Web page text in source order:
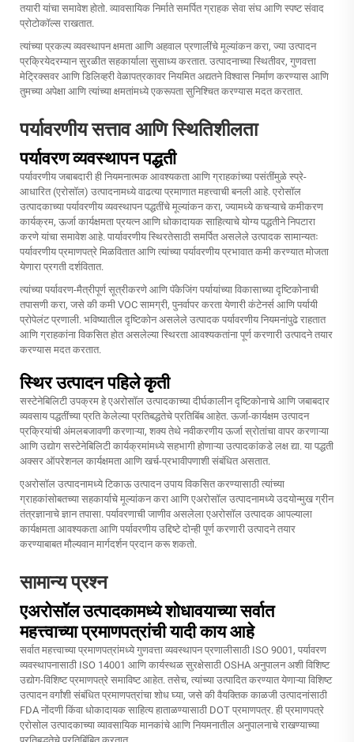
तयारी यांचा समावेश होतो. व्यावसायिक निर्माते समर्पित ग्राहक सेवा संघ आणि स्पष्ट संवाद
प्रोटोकॉल्स राखतात.
त्यांच्या प्रकल्प व्यवस्थापन क्षमता आणि अहवाल प्रणालींचे मूल्यांकन करा, ज्या उत्पादन
प्रक्रियेदरम्यान सुरळीत सहकार्याला सुसाध्य करतात. उत्पादनाच्या स्थितीवर, गुणवत्ता
मेट्रिक्सवर आणि डिलिव्हरी वेळापत्रकावर नियमित अद्यतने विश्वास निर्माण करण्यास आणि
तुमच्या अपेक्षा आणि त्यांच्या क्षमतांमध्ये एकरूपता सुनिश्चित करण्यास मदत करतात.
पर्यावरणीय सत्ताव आणि स्थितिशीलता
पर्यावरण व्यवस्थापन पद्धती
पर्यावरणीय जबाबदारी ही नियमनात्मक आवश्यकता आणि ग्राहकांच्या पसंतींमुळे स्प्रे-
आधारित (एरोसॉल) उत्पादनामध्ये वाढत्या प्रमाणात महत्त्वाची बनली आहे. एरोसॉल
उत्पादकाच्या पर्यावरणीय व्यवस्थापन पद्धतींचे मूल्यांकन करा, ज्यामध्ये कचऱ्याचे कमीकरण
कार्यक्रम, ऊर्जा कार्यक्षमता प्रयत्न आणि धोकादायक साहित्याचे योग्य पद्धतीने निपटारा
करणे यांचा समावेश आहे. पार्यावरणीय स्थिरतेसाठी समर्पित असलेले उत्पादक सामान्यतः
पर्यावरणीय प्रमाणपत्रे मिळवितात आणि त्यांच्या पर्यावरणीय प्रभावात कमी करण्यात मोजता
येणारा प्रगती दर्शवितात.
त्यांच्या पर्यावरण-मैत्रीपूर्ण सूत्रीकरणे आणि पॅकेजिंग पर्यायांच्या विकासाच्या दृष्टिकोनाची
तपासणी करा, जसे की कमी VOC सामग्री, पुनर्वापर करता येणारी कंटेनर्स आणि पर्यायी
प्रोपेलंट प्रणाली. भविष्यातील दृष्टिकोन असलेले उत्पादक पर्यावरणीय नियमनांपुढे राहतात
आणि ग्राहकांना विकसित होत असलेल्या स्थिरता आवश्यकतांना पूर्ण करणारी उत्पादने तयार
करण्यास मदत करतात.
स्थिर उत्पादन पहिले कृती
सस्टेनेबिलिटी उपक्रम हे एअरोसॉल उत्पादकाच्या दीर्घकालीन दृष्टिकोनाचे आणि जबाबदार
व्यवसाय पद्धतींच्या प्रति केलेल्या प्रतिबद्धतेचे प्रतिबिंब आहेत. ऊर्जा-कार्यक्षम उत्पादन
प्रक्रियांची अंमलबजावणी करणाऱ्या, शक्य तेथे नवीकरणीय ऊर्जा स्रोतांचा वापर करणाऱ्या
आणि उद्योग सस्टेनेबिलिटी कार्यक्रमांमध्ये सहभागी होणाऱ्या उत्पादकांकडे लक्ष द्या. या पद्धती
अक्सर ऑपरेशनल कार्यक्षमता आणि खर्च-प्रभावीपणाशी संबंधित असतात.
एअरोसॉल उत्पादनामध्ये टिकाऊ उत्पादन उपाय विकसित करण्यासाठी त्यांच्या
ग्राहकांसोबतच्या सहकार्याचे मूल्यांकन करा आणि एअरोसॉल उत्पादनामध्ये उदयोन्मुख ग्रीन
तंत्रज्ञानाचे ज्ञान तपासा. पर्यावरणाची जाणीव असलेला एअरोसॉल उत्पादक आपल्याला
कार्यक्षमता आवश्यकता आणि पर्यावरणीय उद्दिष्टे दोन्ही पूर्ण करणारी उत्पादने तयार
करण्याबाबत मौल्यवान मार्गदर्शन प्रदान करू शकतो.
सामान्य प्रश्न
एअरोसॉल उत्पादकामध्ये शोधावयाच्या सर्वात
महत्त्वाच्या प्रमाणपत्रांची यादी काय आहे
सर्वात महत्त्वाच्या प्रमाणपत्रांमध्ये गुणवत्ता व्यवस्थापन प्रणालीसाठी ISO 9001, पर्यावरण
व्यवस्थापनासाठी ISO 14001 आणि कार्यस्थळ सुरक्षेसाठी OSHA अनुपालन अशी विशिष्ट
उद्योग-विशिष्ट प्रमाणपत्रे समाविष्ट आहेत. तसेच, त्यांच्या उत्पादित करण्यात येणाऱ्या विशिष्ट
उत्पादन वर्गांशी संबंधित प्रमाणपत्रांचा शोध घ्या, जसे की वैयक्तिक काळजी उत्पादनांसाठी
FDA नोंदणी किंवा धोकादायक साहित्य हाताळण्यासाठी DOT प्रमाणपत्र. ही प्रमाणपत्रे
एरोसोल उत्पादकाच्या व्यावसायिक मानकांचे आणि नियमनातील अनुपालनाचे राखण्याच्या